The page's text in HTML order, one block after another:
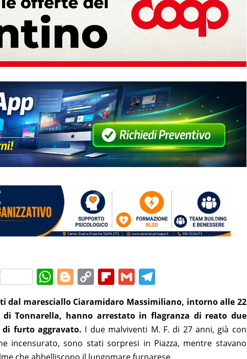
e
W
h
at
s
A
Bl
o
g
g
er
C
o
p
y
Li
Fl
ip
b
o
ar
G
m
ai
l
T
el
e
gr
a
dal maresciallo Ciaramidaro Massimiliano, intorno alle 22
di Tonnarella, hanno arrestato in flagranza di reato due
di furto aggravato. I due malviventi M. F. di 27 anni, già con
incensurato, sono stati sorpresi in Piazza, mentre stavano